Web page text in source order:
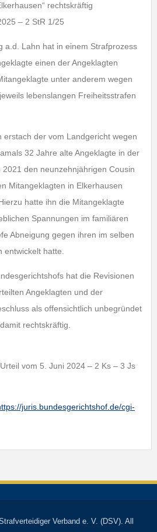
rechtskräftig
– 2 StR 1/25
a.d. Lahn hat in einem Strafprozess
einen der Angeklagten
unter anderem wegen
lebenslangen Freiheitsstrafen
erstach der vom Landgericht wegen
32 Jahre alte Angeklagte in der
den neunzehnjährigen Cousin
Mitangeklagten in Elkerhausen
hatte ihn die Mitangeklagte
Spannungen im familiären
Abneigung gegen ihren im selben
entwickelt hatte.
hat die Revisionen
Angeklagten und der
als offensichtlich unbegründet
rechtskräftig.
vom 5. Juni 2024 – 2 Ks – 3 Js
juris.bundesgerichtshof.de/cgi-
Verband e. V. (DSV). All